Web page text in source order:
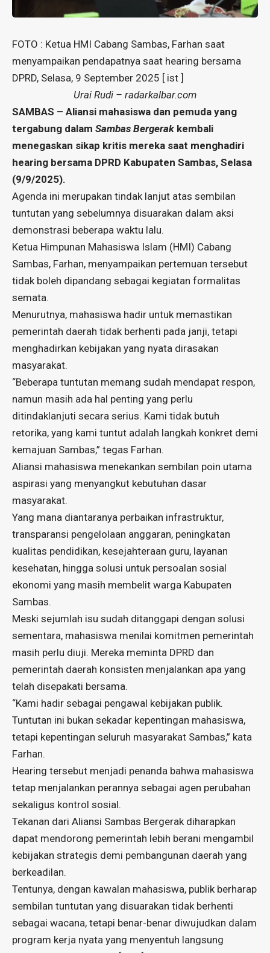
FOTO : Ketua HMI Cabang Sambas, Farhan saat
menyampaikan pendapatnya saat hearing bersama
DPRD, Selasa, 9 September 2025 [ ist ]
Urai Rudi – radarkalbar.com
SAMBAS – Aliansi mahasiswa dan pemuda yang
tergabung dalam Sambas Bergerakkembali
menegaskan sikap kritis mereka saat menghadiri
hearing bersama DPRD Kabupaten Sambas, Selasa
(9/9/2025).
Agenda ini merupakan tindak lanjut atas sembilan
tuntutan yang sebelumnya disuarakan dalam aksi
demonstrasi beberapa waktu lalu.
Ketua Himpunan Mahasiswa Islam (HMI) Cabang
Sambas, Farhan, menyampaikan pertemuan tersebut
tidak boleh dipandang sebagai kegiatan formalitas
semata.
Menurutnya, mahasiswa hadir untuk memastikan
pemerintah daerah tidak berhenti pada janji, tetapi
menghadirkan kebijakan yang nyata dirasakan
masyarakat.
“Beberapa tuntutan memang sudah mendapat respon,
namun masih ada hal penting yang perlu
ditindaklanjuti secara serius. Kami tidak butuh
retorika, yang kami tuntut adalah langkah konkret demi
kemajuan Sambas,” tegas Farhan.
Aliansi mahasiswa menekankan sembilan poin utama
aspirasi yang menyangkut kebutuhan dasar
masyarakat.
Yang mana diantaranya perbaikan infrastruktur,
transparansi pengelolaan anggaran, peningkatan
kualitas pendidikan, kesejahteraan guru, layanan
kesehatan, hingga solusi untuk persoalan sosial
ekonomi yang masih membelit warga Kabupaten
Sambas.
Meski sejumlah isu sudah ditanggapi dengan solusi
sementara, mahasiswa menilai komitmen pemerintah
masih perlu diuji. Mereka meminta DPRD dan
pemerintah daerah konsisten menjalankan apa yang
telah disepakati bersama.
“Kami hadir sebagai pengawal kebijakan publik.
Tuntutan ini bukan sekadar kepentingan mahasiswa,
tetapi kepentingan seluruh masyarakat Sambas,” kata
Farhan.
Hearing tersebut menjadi penanda bahwa mahasiswa
tetap menjalankan perannya sebagai agen perubahan
sekaligus kontrol sosial.
Tekanan dari Aliansi Sambas Bergerak diharapkan
dapat mendorong pemerintah lebih berani mengambil
kebijakan strategis demi pembangunan daerah yang
berkeadilan.
Tentunya, dengan kawalan mahasiswa, publik berharap
sembilan tuntutan yang disuarakan tidak berhenti
sebagai wacana, tetapi benar-benar diwujudkan dalam
program kerja nyata yang menyentuh langsung